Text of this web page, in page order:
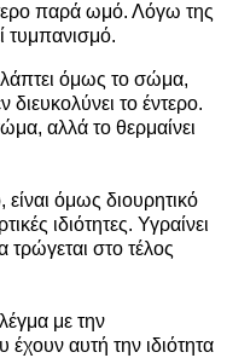
παρά ωμό. Λόγω της
τυμπανισμό.
όμως το σώμα,
διευκολύνει το έντερο.
αλλά το θερμαίνει
είναι όμως διουρητικό
ιδιότητες. Υγραίνει
τρώγεται στο τέλος
με την
έχουν αυτή την ιδιότητα